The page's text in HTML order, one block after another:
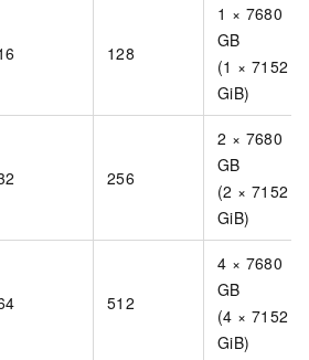
128
1 × 7680
GB
(1 × 7152
GiB)
256
2 × 7680
GB
(2 × 7152
GiB)
512
4 × 7680
GB
(4 × 7152
GiB)